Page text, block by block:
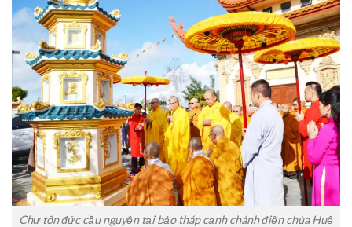
Chư tôn đức cầu nguyện tại bảo tháp cạnh chánh điện chùa Huệ